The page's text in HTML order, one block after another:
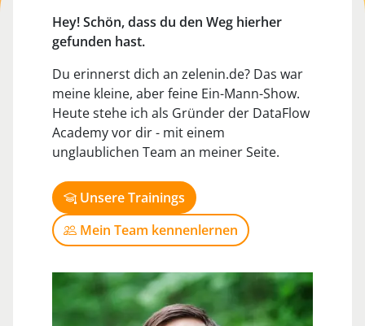
Hey! Schön, dass du den Weg hierher
gefunden hast.
Du erinnerst dich an zelenin.de? Das war
meine kleine, aber feine Ein-Mann-Show.
Heute stehe ich als Gründer der DataFlow
Academy vor dir - mit einem
unglaublichen Team an meiner Seite.
Unsere Trainings
Mein Team kennenlernen